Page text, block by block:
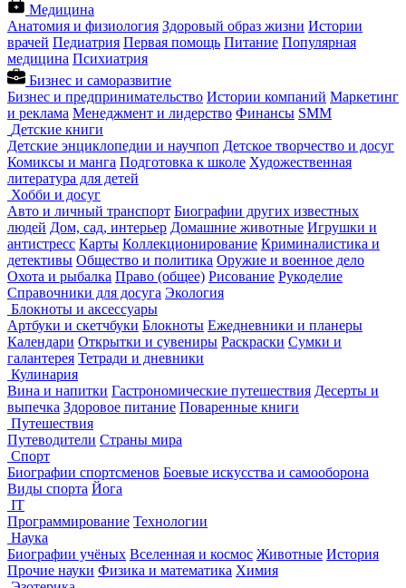
Медицина
Анатомия и физиология Здоровый образ жизни Истории
врачей Педиатрия Первая помощь Питание Популярная
медицина Психиатрия
Бизнес и саморазвитие
Бизнес и предпринимательство Истории компаний Маркетинг
и реклама Менеджмент и лидерство Финансы SMM
Детские книги
Детские энциклопедии и научпоп Детское творчество и досуг
Комиксы и манга Подготовка к школе Художественная
литература для детей
Хобби и досуг
Авто и личный транспорт Биографии других известных
людей Дом, сад, интерьер Домашние животные Игрушки и
антистресс Карты Коллекционирование Криминалистика и
детективы Общество и политика Оружие и военное дело
Охота и рыбалка Право (общее) Рисование Рукоделие
Справочники для досуга Экология
Блокноты и аксессуары
Артбуки и скетчбуки Блокноты Ежедневники и планеры
Календари Открытки и сувениры Раскраски Сумки и
галантерея Тетради и дневники
Кулинария
Вина и напитки Гастрономические путешествия Десерты и
выпечка Здоровое питание Поваренные книги
Путешествия
Путеводители Страны мира
Спорт
Биографии спортсменов Боевые искусства и самооборона
Виды спорта Йога
IT
Программирование Технологии
Наука
Биографии учёных Вселенная и космос Животные История
Прочие науки Физика и математика Химия